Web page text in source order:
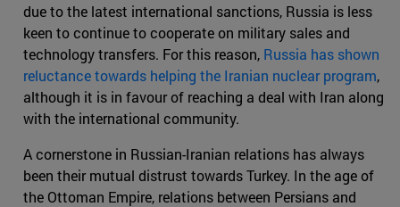
due to the latest international sanctions, Russia is less
keen to continue to cooperate on military sales and
technology transfers. For this reason, Russia has shown
reluctance towards helping the Iranian nuclear program,
although it is in favour of reaching a deal with Iran along
with the international community.
A cornerstone in Russian-Iranian relations has always
been their mutual distrust towards Turkey. In the age of
the Ottoman Empire, relations between Persians and